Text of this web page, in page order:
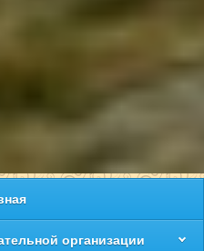
организации